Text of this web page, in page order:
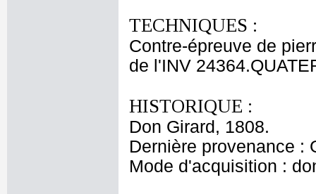
TECHNIQUES :
Contre-épreuve de
de l'INV
HISTORIQUE :
Don Girard, 1808.
Dernière provenance :
Mode d'acquisition :